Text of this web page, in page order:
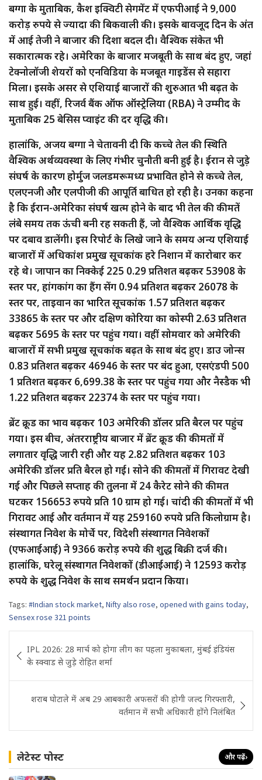
बग्गा के मुताबिक, कैश इक्विटी सेगमेंट में एफपीआई ने 9,000
करोड़ रुपये से ज्यादा की बिकवाली की। इसके बावजूद दिन के अंत
में आई तेजी ने बाजार की दिशा बदल दी। वैश्विक संकेत भी
सकारात्मक रहे। अमेरिका के बाजार मजबूती के साथ बंद हुए, जहां
टेक्नोलॉजी शेयरों को एनविडिया के मजबूत गाइडेंस से सहारा
मिला। इसके असर से एशियाई बाजारों की शुरुआत भी बढ़त के
साथ हुई। वहीं, रिजर्व बैंक ऑफ ऑस्ट्रेलिया (RBA) ने उम्मीद के
मुताबिक 25 बेसिस प्वाइंट की दर वृद्धि की।
हालांकि, अजय बग्गा ने चेतावनी दी कि कच्चे तेल की स्थिति
वैश्विक अर्थव्यवस्था के लिए गंभीर चुनौती बनी हुई है। ईरान से जुड़े
संघर्ष के कारण होर्मुज जलडमरूमध्य प्रभावित होने से कच्चे तेल,
एलएनजी और एलपीजी की आपूर्ति बाधित हो रही है। उनका कहना
है कि ईरान-अमेरिका संघर्ष खत्म होने के बाद भी तेल की कीमतें
लंबे समय तक ऊंची बनी रह सकती हैं, जो वैश्विक आर्थिक वृद्धि
पर दबाव डालेंगी। इस रिपोर्ट के लिखे जाने के समय अन्य एशियाई
बाजारों में अधिकांश प्रमुख सूचकांक हरे निशान में कारोबार कर
रहे थे। जापान का निक्केई 225 0.29 प्रतिशत बढ़कर 53908 के
स्तर पर, हांगकांग का हैंग सेंग 0.94 प्रतिशत बढ़कर 26078 के
स्तर पर, ताइवान का भारित सूचकांक 1.57 प्रतिशत बढ़कर
33865 के स्तर पर और दक्षिण कोरिया का कोस्पी 2.63 प्रतिशत
बढ़कर 5695 के स्तर पर पहुंच गया। वहीं सोमवार को अमेरिकी
बाजारों में सभी प्रमुख सूचकांक बढ़त के साथ बंद हुए। डाउ जोन्स
0.83 प्रतिशत बढ़कर 46946 के स्तर पर बंद हुआ, एसएंडपी 500
1 प्रतिशत बढ़कर 6,699.38 के स्तर पर पहुंच गया और नैस्डैक भी
1.22 प्रतिशत बढ़कर 22374 के स्तर पर पहुंच गया।
ब्रेंट क्रूड का भाव बढ़कर 103 अमेरिकी डॉलर प्रति बैरल पर पहुंच
गया। इस बीच, अंतरराष्ट्रीय बाजार में ब्रेंट क्रूड की कीमतों में
लगातार वृद्धि जारी रही और यह 2.82 प्रतिशत बढ़कर 103
अमेरिकी डॉलर प्रति बैरल हो गई। सोने की कीमतों में गिरावट देखी
गई और पिछले सप्ताह की तुलना में 24 कैरेट सोने की कीमत
घटकर 156653 रुपये प्रति 10 ग्राम हो गई। चांदी की कीमतों में भी
गिरावट आई और वर्तमान में यह 259160 रुपये प्रति किलोग्राम है।
संस्थागत निवेश के मोर्चे पर, विदेशी संस्थागत निवेशकों
(एफआईआई) ने 9366 करोड़ रुपये की शुद्ध बिक्री दर्ज की।
हालांकि, घरेलू संस्थागत निवेशकों (डीआईआई) ने 12593 करोड़
रुपये के शुद्ध निवेश के साथ समर्थन प्रदान किया।
Tags: #Indian stock market, Nifty also rose, opened with gains today,
Sensex rose 321 points
navigation
IPL 2026: 28 मार्च को होगा लीग का पहला मुकाबला, मुंबई इंडियंस
के स्क्वाड से जुड़े रोहित शर्मा
शराब घोटाले में अब 29 आबकारी अफसरों की होगी जल्द गिरफ्तारी,
वर्तमान में सभी अधिकारी होंगे निलंबित
लेटेस्ट पोस्ट और पढ़ें›